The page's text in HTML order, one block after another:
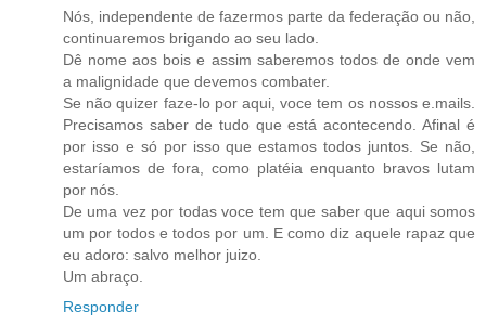
Nós, independente de fazermos parte da federação ou não,
continuaremos brigando ao seu lado.
Dê nome aos bois e assim saberemos todos de onde vem
a malignidade que devemos combater.
Se não quizer faze-lo por aqui, voce tem os nossos e.mails.
Precisamos saber de tudo que está acontecendo. Afinal é
por isso e só por isso que estamos todos juntos. Se não,
estaríamos de fora, como platéia enquanto bravos lutam
por nós.
De uma vez por todas voce tem que saber que aqui somos
um por todos e todos por um. E como diz aquele rapaz que
eu adoro: salvo melhor juizo.
Um abraço.
Responder